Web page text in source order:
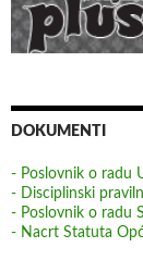
DOKUMENTI
- Poslovnik o radu
- Disciplinski
- Poslovnik o radu
- Nacrt Statuta